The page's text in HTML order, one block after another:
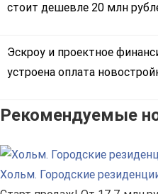
стоит дешевле 20 млн
Эскроу и проектное
устроена оплата
Рекомендуемые
Хольм. Городские